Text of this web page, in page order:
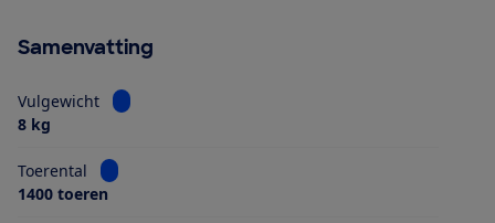
Samenvatting
Vulgewicht
Bekijk informatie voor Vulgewicht
8 kg
Toerental
Bekijk informatie voor Toerental
1400 toeren